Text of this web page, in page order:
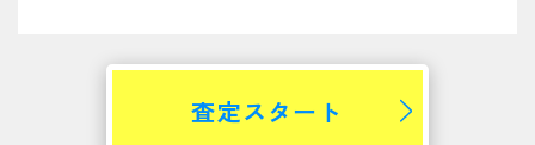
査定スタート